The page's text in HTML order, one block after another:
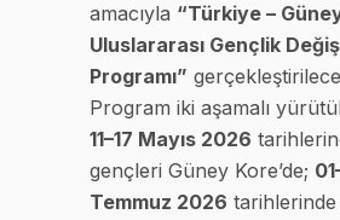
amacıyla “Türkiye –
Uluslararası Gençlik
Programı”
Program iki aşamalı
11–17 Mayıs 2026
gençleri Güney Kore’de;
Temmuz 2026